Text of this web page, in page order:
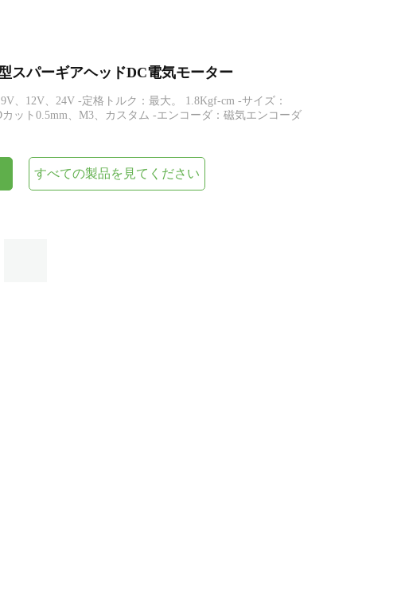
スパーギアヘッドDC電気モーター
、12V、24V -定格トルク：最大。 1.8Kgf-cm -サイズ：
ット0.5mm、M3、カスタム -エンコーダ：磁気エンコーダ
すべての製品を見てください